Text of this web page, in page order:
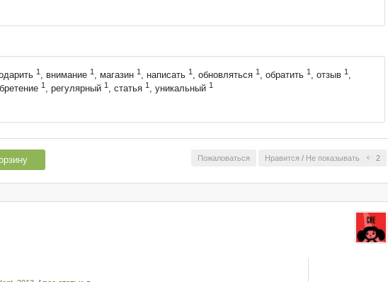
1, внимание 1, магазин 1, написать 1, обновляться 1, обратить 1, отзыв 1,
1, регулярный 1, статья 1, уникальный 1
Нравится / Не показывать 2
Пожаловаться